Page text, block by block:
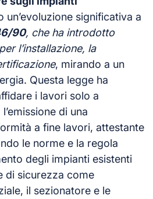
un’evoluzione significativa a
90, che ha introdotto
l’installazione, la
, mirando a un
Questa legge ha
i lavori solo a
di una
a fine lavori, attestante
le norme e la regola
degli impianti esistenti
di sicurezza come
il sezionatore e le